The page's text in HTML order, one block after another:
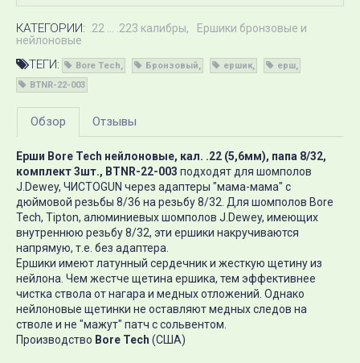
КАТЕГОРИИ: .22 ... .223 калибры
Ершики бронзовые и
нейлоновые
ТЕГИ: Bore Tech Бронзовый ершик
ерш
BTNR-22-003
Обзор Отзывы
Ерши Bore Tech нейлоновые, кал. .22 (5,6мм), папа 8/32,
комплект 3шт., BTNR-22-003 подходят для шомполов
J.Dewey, ЧИСТОGUN через адаптеры "мама-мама" с
дюймовой резьбы 8/36 на резьбу 8/32. Для шомполов Bore
Tech, Tipton, алюминиевых шомполов J.Dewey, имеющих
внутреннюю резьбу 8/32, эти ершики накручиваются
напрямую, т.е. без адаптера.
Ершики имеют латунный сердечник и жесткую щетину из
нейлона. Чем жестче щетина ершика, тем эффективнее
чистка ствола от нагара и медных отложений. Однако
нейлоновые щетинки не оставляют медных следов на
стволе и не "мажут" патч с сольвентом.
Производство Bore Tech (США)